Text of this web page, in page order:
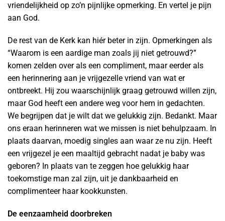
vriendelijkheid op zo’n pijnlijke opmerking. En vertel je pijn
aan God.
De rest van de Kerk kan hiér beter in zijn. Opmerkingen als
“Waarom is een aardige man zoals jij niet getrouwd?”
komen zelden over als een compliment, maar eerder als
een herinnering aan je vrijgezelle vriend van wat er
ontbreekt. Hij zou waarschijnlijk graag getrouwd willen zijn,
maar God heeft een andere weg voor hem in gedachten.
We begrijpen dat je wilt dat we gelukkig zijn. Bedankt. Maar
ons eraan herinneren wat we missen is niet behulpzaam. In
plaats daarvan, moedig singles aan waar ze nu zijn. Heeft
een vrijgezel je een maaltijd gebracht nadat je baby was
geboren? In plaats van te zeggen hoe gelukkig haar
toekomstige man zal zijn, uit je dankbaarheid en
complimenteer haar kookkunsten.
De eenzaamheid doorbreken